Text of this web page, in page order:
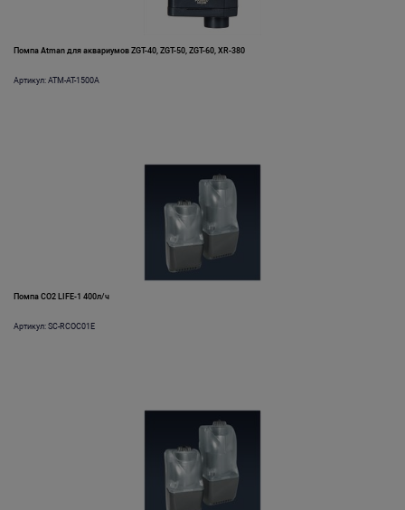
Помпа Atman для аквариумов ZGT-40, ZGT-50, ZGT-60, XR-380
Артикул: ATM-AT-1500A
Помпа CO2 LIFE-1 400л/ч
Артикул: SC-RCOC01E